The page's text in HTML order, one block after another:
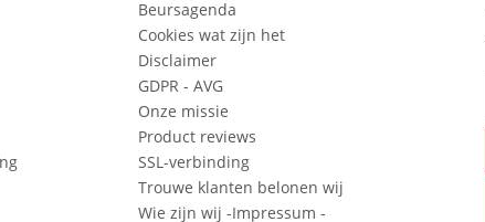
Beursagenda
Cookies wat zijn het
Disclaimer
GDPR - AVG
Onze missie
Product reviews
SSL-verbinding
Trouwe klanten belonen wij
Wie zijn wij -Impressum -